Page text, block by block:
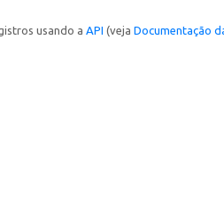
usando a API (veja Documentação